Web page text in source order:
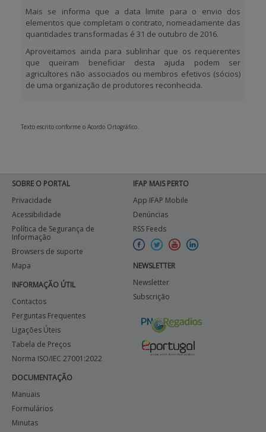
Mais se informa que a data limite para o envio dos
elementos que completam o contrato, nomeadamente das
quantidades transformadas é 31 de outubro de 2016.
Aproveitamos ainda para sublinhar que os requerentes
que queiram beneficiar desta ajuda podem ser
agricultores não associados ou membros efetivos (sócios)
de uma organização de produtores reconhecida.
Texto escrito conforme o Acordo Ortográfico.
SOBRE O PORTAL
Privacidade
Acessibilidade
Política de Segurança de
Informação
Browsers de suporte
Mapa
INFORMAÇÃO ÚTIL
Contactos
Perguntas Frequentes
Ligações Úteis
Tabela de Preços
Norma ISO/IEC 27001:2022
DOCUMENTAÇÃO
Manuais
Formulários
Minutas
IFAP MAIS PERTO
App IFAP Mobile
Denúncias
RSS Feeds
NEWSLETTER
Newsletter
Subscrição